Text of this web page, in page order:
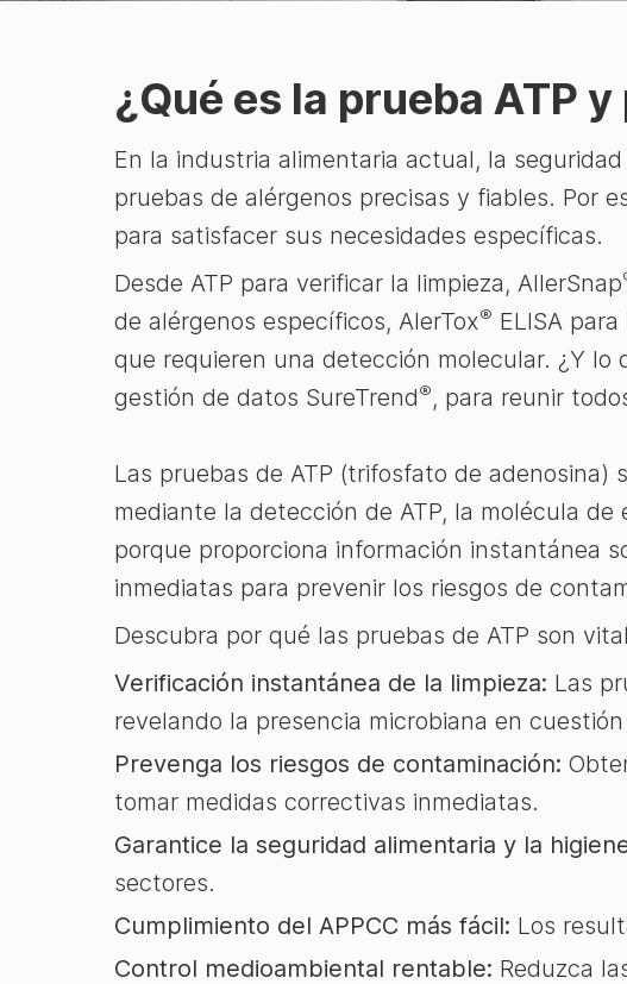
¿Qué es la prueba ATP
En la industria alimentaria actual, la
pruebas de alérgenos precisas y fiables. Por
para satisfacer sus necesidades específicas.
Desde ATP para verificar la limpieza, AllerSnap
de alérgenos específicos, AlerTox® ELISA
que requieren una detección molecular. ¿Y lo
gestión de datos SureTrend®, para reunir
Las pruebas de ATP (trifosfato de
mediante la detección de ATP, la molécula
porque proporciona información instantánea
inmediatas para prevenir los riesgos de
Descubra por qué las pruebas de ATP son
Verificación instantánea de la limpieza: Las
revelando la presencia microbiana en
Prevenga los riesgos de contaminación:
tomar medidas correctivas inmediatas.
Garantice la seguridad alimentaria y la
sectores.
Cumplimiento del APPCC más fácil: Los
Control medioambiental rentable: Reduzca